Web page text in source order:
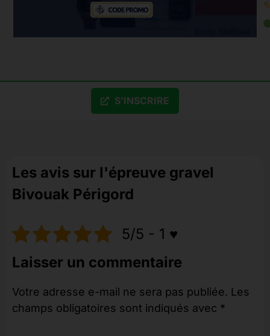
S'INSCRIRE
Les avis sur l'épreuve gravel
Bivouak Périgord
5/5 - 1 ♥️
Laisser un commentaire
Votre adresse e-mail ne sera pas publiée. Les
champs obligatoires sont indiqués avec *